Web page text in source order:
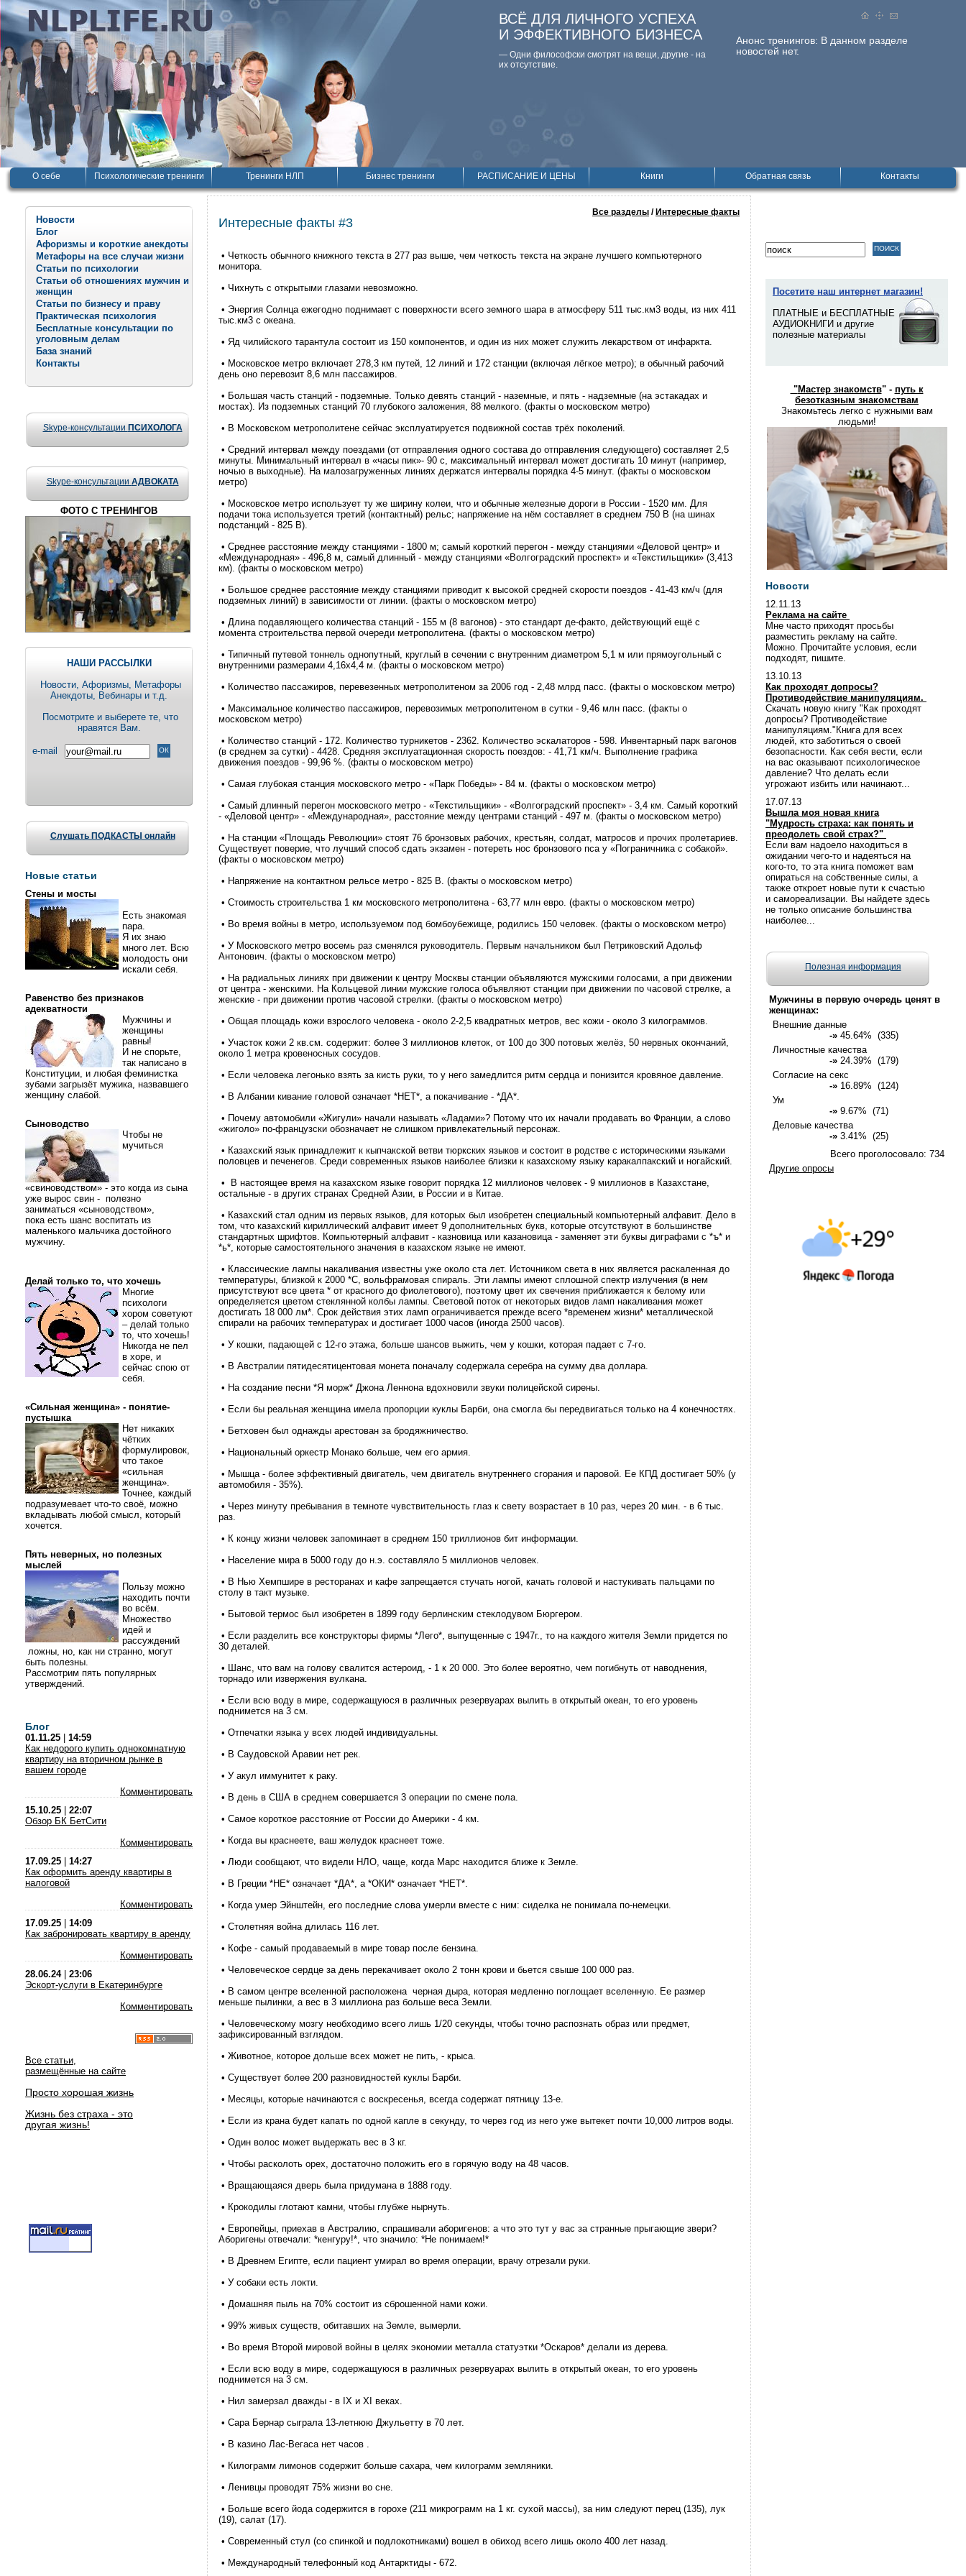
Анонс тренингов: В данном разделе
новостей нет.
ВСЁ ДЛЯ ЛИЧНОГО УСПЕХА
И ЭФФЕКТИВНОГО БИЗНЕСА
— Одни философски смотpят на вещи, дpугие - на
их отсутствие.
О себе Психологические тренинги Тренинги НЛП Бизнес тренинги РАСПИСАНИЕ И ЦЕНЫ Книги Обратная связь Контакты
Новости
Блог
Афоризмы и короткие анекдоты
Метафоры на все случаи жизни
Статьи по психологии
Статьи об отношениях мужчин и
женщин
Статьи по бизнесу и праву
Практическая психология
Бесплатные консультации по
уголовным делам
База знаний
Контакты
Skype-консультации ПСИХОЛОГА
Skype-консультации АДВОКАТА
ФОТО С ТРЕНИНГОВ
НАШИ РАССЫЛКИ
Новости, Aфоризмы, Метафоры
Анекдоты, Вебинары и т.д.
Посмотрите и выберете те, что
нравятся Вам.
e-mail
Слушать ПОДКАСТЫ онлайн
Новые статьи
Стены и мосты
Есть знакомая
пара.
Я их знаю
много лет. Всю
молодость они
искали себя.
Равенство без признаков
адекватности
Мужчины и
женщины
равны!
И не спорьте,
так написано в
Конституции, и любая феминистка
зубами загрызёт мужика, назвавшего
женщину слабой.
Сыноводство
Чтобы не
мучиться
«свиноводством» - это когда из сына
уже вырос свин - полезно
заниматься «сыноводством»,
пока есть шанс воспитать из
маленького мальчика достойного
мужчину.
Делай только то, что хочешь
Многие
психологи
хором советуют
– делай только
то, что хочешь!
Никогда не пел
в хоре, и
сейчас спою от
себя.
«Сильная женщина» - понятие-
пустышка
Нет никаких
чётких
формулировок,
что такое
«сильная
женщина».
Точнее, каждый
подразумевает что-то своё, можно
вкладывать любой смысл, который
хочется.
Пять неверных, но полезных
мыслей
Пользу можно
находить почти
во всём.
Множество
идей и
рассуждений
ложны, но, как ни странно, могут
быть полезны.
Рассмотрим пять популярных
утверждений.
Блог
01.11.25
14:59
Как недорого купить однокомнатную
квартиру на вторичном рынке в
вашем городе
Комментировать
15.10.25
22:07
Обзор БК БетСити
Комментировать
17.09.25
14:27
Как оформить аренду квартиры в
налоговой
Комментировать
17.09.25
14:09
Как забронировать квартиру в аренду
Комментировать
28.06.24| 23:06
Эскорт-услуги в Екатеринбурге
Комментировать
Все статьи,
размещённые на сайте
Просто хорошая жизнь
Жизнь без страха - это
другая жизнь!
Все разделы / Интересные факты
Интересные факты #3
• Четкость обычного книжного текста в 277 раз выше, чем четкость текста на экране лучшего компьютерного
монитора.
• Чихнуть с открытыми глазами невозможно.
• Энергия Солнца ежегодно поднимает с поверхности всего земного шара в атмосферу 511 тыс.км3 воды, из них 411
тыс.км3 с океана.
• Яд чилийского тарантула состоит из 150 компонентов, и один из них может служить лекарством от инфаркта.
• Московское метро включает 278,3 км путей, 12 линий и 172 станции (включая лёгкое метро); в обычный рабочий
день оно перевозит 8,6 млн пассажиров.
• Большая часть станций - подземные. Только девять станций - наземные, и пять - надземные (на эстакадах и
мостах). Из подземных станций 70 глубокого заложения, 88 мелкого. (факты о московском метро)
• В Московском метрополитене сейчас эксплуатируется подвижной состав трёх поколений.
• Средний интервал между поездами (от отправления одного состава до отправления следующего) составляет 2,5
минуты. Минимальный интервал в «часы пик»- 90 с, максимальный интервал может достигать 10 минут (например,
ночью в выходные). На малозагруженных линиях держатся интервалы порядка 4-5 минут. (факты о московском
метро)
• Московское метро использует ту же ширину колеи, что и обычные железные дороги в России - 1520 мм. Для
подачи тока используется третий (контактный) рельс; напряжение на нём составляет в среднем 750 В (на шинах
подстанций - 825 В).
• Среднее расстояние между станциями - 1800 м; самый короткий перегон - между станциями «Деловой центр» и
«Международная» - 496,8 м, самый длинный - между станциями «Волгоградский проспект» и «Текстильщики» (3,413
км). (факты о московском метро)
• Большое среднее расстояние между станциями приводит к высокой средней скорости поездов - 41-43 км/ч (для
подземных линий) в зависимости от линии. (факты о московском метро)
• Длина подавляющего количества станций - 155 м (8 вагонов) - это стандарт де-факто, действующий ещё с
момента строительства первой очереди метрополитена. (факты о московском метро)
• Типичный путевой тоннель однопутный, круглый в сечении с внутренним диаметром 5,1 м или прямоугольный с
внутренними размерами 4,16х4,4 м. (факты о московском метро)
• Количество пассажиров, перевезенных метрополитеном за 2006 год - 2,48 млрд пасс. (факты о московском метро)
• Максимальное количество пассажиров, перевозимых метрополитеном в сутки - 9,46 млн пасс. (факты о
московском метро)
• Количество станций - 172. Количество турникетов - 2362. Количество эскалаторов - 598. Инвентарный парк вагонов
(в среднем за сутки) - 4428. Средняя эксплуатационная скорость поездов: - 41,71 км/ч. Выполнение графика
движения поездов - 99,96 %. (факты о московском метро)
• Самая глубокая станция московского метро - «Парк Победы» - 84 м. (факты о московском метро)
• Самый длинный перегон московского метро - «Текстильщики» - «Волгоградский проспект» - 3,4 км. Самый короткий
- «Деловой центр» - «Международная», расстояние между центрами станций - 497 м. (факты о московском метро)
• На станции «Площадь Революции» стоят 76 бронзовых рабочих, крестьян, солдат, матросов и прочих пролетариев.
Существует поверие, что лучший способ сдать экзамен - потереть нос бронзового пса у «Пограничника с собакой».
(факты о московском метро)
• Напряжение на контактном рельсе метро - 825 В. (факты о московском метро)
• Стоимость строительства 1 км московского метрополитена - 63,77 млн евро. (факты о московском метро)
• Во время войны в метро, используемом под бомбоубежище, родились 150 человек. (факты о московском метро)
• У Московского метро восемь раз сменялся руководитель. Первым начальником был Петриковский Адольф
Антонович. (факты о московском метро)
• На радиальных линиях при движении к центру Москвы станции объявляются мужскими голосами, а при движении
от центра - женскими. На Кольцевой линии мужские голоса объявляют станции при движении по часовой стрелке, а
женские - при движении против часовой стрелки. (факты о московском метро)
• Общая площадь кожи взрослого человека - около 2-2,5 квадратных метров, вес кожи - около 3 килограммов.
• Участок кожи 2 кв.см. содержит: более 3 миллионов клеток, от 100 до 300 потовых желёз, 50 нервных окончаний,
около 1 метра кровеносных сосудов.
• Если человека легонько взять за кисть руки, то у него замедлится ритм сердца и понизится кровяное давление.
• В Албании кивание головой означает *НЕТ*, а покачивание - *ДА*.
• Почему автомобили «Жигули» начали называть «Ладами»? Потому что их начали продавать во Франции, а слово
«жиголо» по-французски обозначает не слишком привлекательный персонаж.
• Казахский язык принадлежит к кыпчакской ветви тюркских языков и состоит в родстве с историческими языками
половцев и печенегов. Среди современных языков наиболее близки к казахскому языку каракалпакский и ногайский.
• В настоящее время на казахском языке говорит порядка 12 миллионов человек - 9 миллионов в Казахстане,
остальные - в других странах Средней Азии, в России и в Китае.
• Казахский стал одним из первых языков, для которых был изобретен специальный компьютерный алфавит. Дело в
том, что казахский кириллический алфавит имеет 9 дополнительных букв, которые отсутствуют в большинстве
стандартных шрифтов. Компьютерный алфавит - казновица или казановица - заменяет эти буквы диграфами с *ъ* и
*ь*, которые самостоятельного значения в казахском языке не имеют.
• Классические лампы накаливания известны уже около ста лет. Источником света в них является раскаленная до
температуры, близкой к 2000 *С, вольфрамовая спираль. Эти лампы имеют сплошной спектр излучения (в нем
присутствуют все цвета * от красного до фиолетового), поэтому цвет их свечения приближается к белому или
определяется цветом стеклянной колбы лампы. Световой поток от некоторых видов ламп накаливания может
достигать 18 000 лм*. Срок действия этих ламп ограничивается прежде всего *временем жизни* металлической
спирали на рабочих температурах и достигает 1000 часов (иногда 2500 часов).
• У кошки, падающей с 12-го этажа, больше шансов выжить, чем у кошки, которая падает с 7-го.
• В Австралии пятидесятицентовая монета поначалу содержала серебра на сумму два доллара.
• На создание песни *Я морж* Джона Леннона вдохновили звуки полицейской сирены.
• Если бы реальная женщина имела пропорции куклы Барби, она смогла бы передвигаться только на 4 конечностях.
• Бетховен был однажды арестован за бродяжничество.
• Национальный оркестр Монако больше, чем его армия.
• Мышца - более эффективный двигатель, чем двигатель внутреннего сгорания и паровой. Ее КПД достигает 50% (у
автомобиля - 35%).
• Через минуту пребывания в темноте чувствительность глаз к свету возрастает в 10 раз, через 20 мин. - в 6 тыс.
раз.
• К концу жизни человек запоминает в среднем 150 триллионов бит информации.
• Население мира в 5000 году до н.э. составляло 5 миллионов человек.
• В Нью Хемпшире в ресторанах и кафе запрещается стучать ногой, качать головой и настукивать пальцами по
столу в такт музыке.
• Бытовой термос был изобретен в 1899 году берлинским стеклодувом Бюргером.
• Если разделить все конструкторы фирмы *Лего*, выпущенные с 1947г., то на каждого жителя Земли придется по
30 деталей.
• Шанс, что вам на голову свалится астероид, - 1 к 20 000. Это более вероятно, чем погибнуть от наводнения,
торнадо или извержения вулкана.
• Если всю воду в мире, содержащуюся в различных резервуарах вылить в открытый океан, то его уровень
поднимется на 3 см.
• Отпечатки языка у всех людей индивидуальны.
• В Саудовской Аравии нет рек.
• У акул иммунитет к раку.
• В день в США в среднем совершается 3 операции по смене пола.
• Самое короткое расстояние от России до Америки - 4 км.
• Когда вы краснеете, ваш желудок краснеет тоже.
• Люди сообщают, что видели НЛО, чаще, когда Марс находится ближе к Земле.
• В Греции *НЕ* означает *ДА*, а *ОКИ* означает *НЕТ*.
• Когда умер Эйнштейн, его последние слова умерли вместе с ним: сиделка не понимала по-немецки.
• Столетняя война длилась 116 лет.
• Кофе - самый продаваемый в мире товар после бензина.
• Человеческое сердце за день перекачивает около 2 тонн крови и бьется свыше 100 000 раз.
• В самом центре вселенной расположена черная дыра, которая медленно поглощает вселенную. Ее размер
меньше пылинки, а вес в 3 миллиона раз больше веса Земли.
• Человеческому мозгу необходимо всего лишь 1/20 секунды, чтобы точно распознать образ или предмет,
зафиксированный взглядом.
• Животное, которое дольше всех может не пить, - крыса.
• Существует более 200 разновидностей куклы Барби.
• Месяцы, которые начинаются с воскресенья, всегда содержат пятницу 13-е.
• Если из крана будет капать по одной капле в секунду, то через год из него уже вытекет почти 10,000 литров воды.
• Один волос может выдержать вес в 3 кг.
• Чтобы расколоть орех, достаточно положить его в горячую воду на 48 часов.
• Вращающаяся дверь была придумана в 1888 году.
• Крокодилы глотают камни, чтобы глубже нырнуть.
• Европейцы, приехав в Австралию, спрашивали аборигенов: а что это тут у вас за странные прыгающие звери?
Аборигены отвечали: *кенгуру!*, что значило: *Не понимаем!*
• В Древнем Египте, если пациент умирал во время операции, врачу отрезали руки.
• У собаки есть локти.
• Домашняя пыль на 70% состоит из сброшенной нами кожи.
• 99% живых существ, обитавших на Земле, вымерли.
• Во время Второй мировой войны в целях экономии металла статуэтки *Оскаров* делали из дерева.
• Если всю воду в мире, содержащуюся в различных резервуарах вылить в открытый океан, то его уровень
поднимется на 3 см.
• Нил замерзал дважды - в IХ и XI веках.
• Сара Бернар сыграла 13-летнюю Джульетту в 70 лет.
• В казино Лас-Вегаса нет часов .
• Килограмм лимонов содержит больше сахара, чем килограмм земляники.
• Ленивцы проводят 75% жизни во сне.
• Больше всего йода содержится в горохе (211 микрограмм на 1 кг. сухой массы), за ним следуют перец (135), лук
(19), салат (17).
• Современный стул (со спинкой и подлокотниками) вошел в обиход всего лишь около 400 лет назад.
• Международный телефонный код Антарктиды - 672.
Посетите наш интернет магазин!
ПЛАТНЫЕ и БЕСПЛАТНЫЕ
АУДИОКНИГИ и другие
полезные материалы
"Мастер знакомств" - путь к
безотказным знакомствам
Знакомьтесь легко с нужными вам
людьми!
Новости
12.11.13
Реклама на сайте
Мне часто приходят просьбы
разместить рекламу на сайте.
Можно. Прочитайте условия, если
подходят, пишите.
13.10.13
Как проходят допросы?
Противодействие манипуляциям.
Скачать новую книгу "Как проходят
допросы? Противодействие
манипуляциям."Книга для всех
людей, кто заботиться о своей
безопасности. Как себя вести, если
на вас оказывают психологическое
давление? Что делать если
угрожают избить или начинают...
17.07.13
Вышла моя новая книга
"Мудрость страха: как понять и
преодолеть свой страх?"
Если вам надоело находиться в
ожидании чего-то и надеяться на
кого-то, то эта книга поможет вам
опираться на собственные силы, а
также откроет новые пути к счастью
и самореализации. Вы найдете здесь
не только описание большинства
наиболее...
Полезная информация
Мужчины в первую очередь ценят в
женщинах:
Внешние данные
-» 45.64% (335)
Личностные качества
-» 24.39% (179)
Согласие на секс
-» 16.89% (124)
Ум
-» 9.67% (71)
Деловые качества
-» 3.41% (25)
Всего проголосовало: 734
Другие опросы